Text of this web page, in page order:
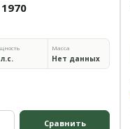
Масса
Нет данных
Сравнить